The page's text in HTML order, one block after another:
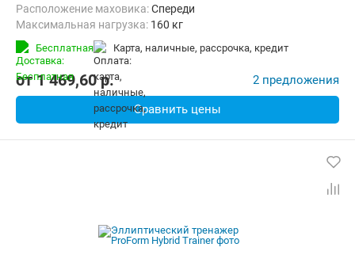
Расположение маховика:Спереди
Максимальная нагрузка: 160 кг
Бесплатная карта, наличные, рассрочка, кредит
от1 469,60p. 2 предложения
Сравнить цены